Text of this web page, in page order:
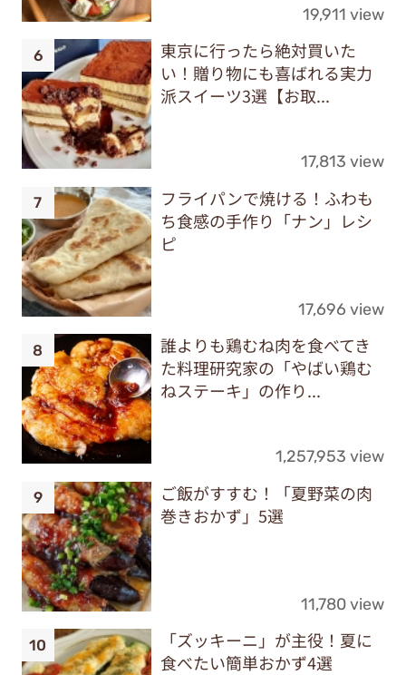
19,911 view
東京に行ったら絶対買いた
い！贈り物にも喜ばれる実力
派スイーツ3選【お取...
17,813 view
フライパンで焼ける！ふわも
ち食感の手作り「ナン」レシ
ピ
17,696 view
誰よりも鶏むね肉を食べてき
た料理研究家の「やばい鶏む
ねステーキ」の作り...
1,257,953 view
ご飯がすすむ！「夏野菜の肉
巻きおかず」5選
11,780 view
「ズッキーニ」が主役！夏に
食べたい簡単おかず4選